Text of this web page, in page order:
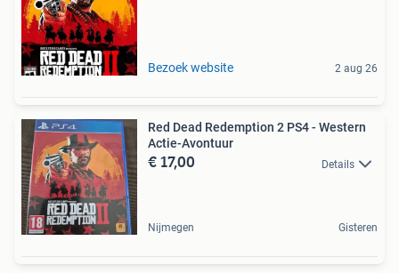
Bezoek website 2 aug 26
Red Dead Redemption 2 PS4 - Western
Actie-Avontuur
€ 17,00 Details
Nijmegen Gisteren